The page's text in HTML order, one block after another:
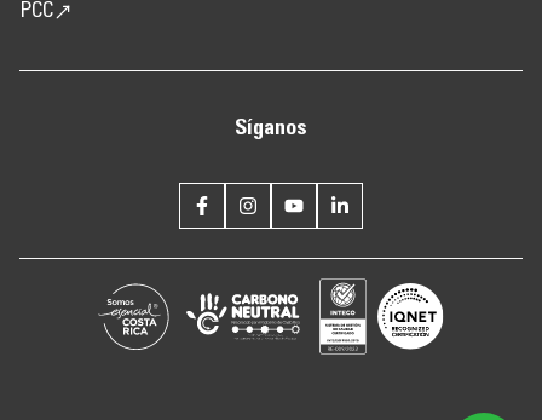
PCC
Síganos